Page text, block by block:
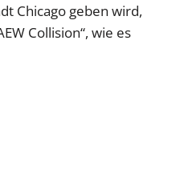
Chicago geben wird,
Collision“, wie es